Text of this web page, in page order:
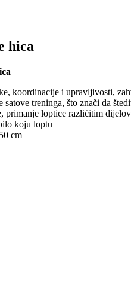
hica
koordinacije i upravljivosti,
treninga, što znači da
primanje loptice različitim
koju loptu
cm